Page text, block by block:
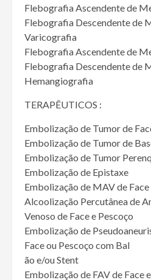
Flebografia Ascendente de
Flebografia Descendente de
Varicografia
Flebografia Ascendente de
Flebografia Descendente de
Hemangiografia
TERAPÊUTICOS :
Embolização de Tumor de
Embolização de Tumor de
Embolização de Tumor
Embolização de Epistaxe
Embolização de MAV de Face
Alcoolização Percutânea de
Venoso de Face e Pescoço
Embolização de
Face ou Pescoço com Bal
ão e/ou Stent
Embolização de FAV de Face